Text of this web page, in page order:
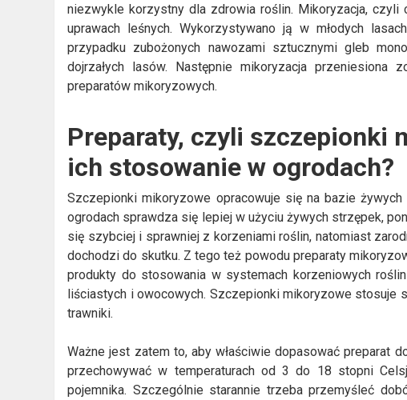
niezwykle korzystny dla zdrowia roślin. Mikoryzacja,
uprawach leśnych. Wykorzystywano ją w młodych
przypadku zubożonych nawozami sztucznymi gleb
dojrzałych lasów. Następnie mikoryzacja przeniesiona
preparatów mikoryzowych.
Preparaty, czyli szczepionki
ich stosowanie w ogrodach?
Szczepionki mikoryzowe opracowuje się na bazie
ogrodach sprawdza się lepiej w użyciu żywych strzępek,
się szybciej i sprawniej z korzeniami roślin, natomiast
dochodzi do skutku. Z tego też powodu preparaty
produkty do stosowania w systemach korzeniowych
liściastych i owocowych. Szczepionki mikoryzowe stosuje
trawniki.
Ważne jest zatem to, aby właściwie dopasować preparat
przechowywać w temperaturach od 3 do 18 stopni
pojemnika. Szczególnie starannie trzeba przemyśleć